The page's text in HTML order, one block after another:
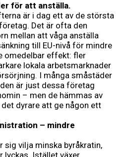
för att anställa.
är i dag ett av de största
Det är ofta den
mellan att våga anställa
till EU-nivå för mindre
omedelbar effekt: fler
lokala arbetsmarknader
I många småstäder
är just dessa företag
– men de hämmas av
dyrare att ge någon ett
– mindre
sig vilja minska byråkratin,